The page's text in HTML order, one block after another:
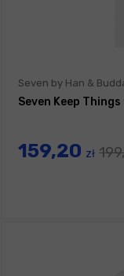
Seven by Han &
Seven Keep
159,20 zł